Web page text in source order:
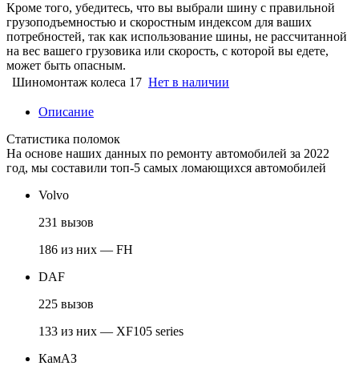
Кроме того, убедитесь, что вы выбрали шину с правильной
грузоподъемностью и скоростным индексом для ваших
потребностей, так как использование шины, не рассчитанной
на вес вашего грузовика или скорость, с которой вы едете,
может быть опасным.
Шиномонтаж колеса 17 Нет в наличии
Описание
Статистика поломок
На основе наших данных по ремонту автомобилей за 2022
год, мы составили топ-5 самых ломающихся автомобилей
Volvo
231 вызов
186 из них — FH
DAF
225 вызов
133 из них — XF105 series
КамАЗ